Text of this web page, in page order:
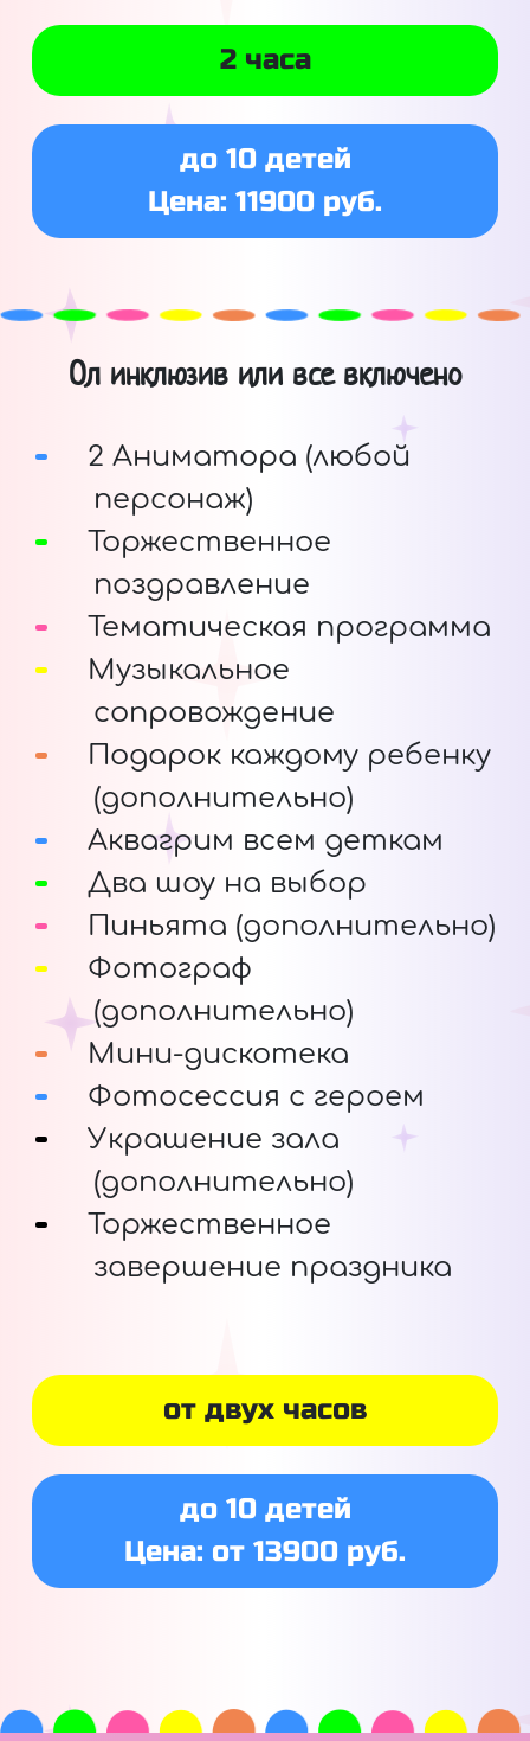
2 часа
до 10 детей
Цена: 11900 руб.
Ол инклюзив или все включено
2 Аниматора (любой
персонаж)
Торжественное
поздравление
Тематическая программа
Музыкальное
сопровождение
Подарок каждому ребенку
(дополнительно)
Аквагрим всем деткам
Два шоу на выбор
Пиньята (дополнительно)
Фотограф
(дополнительно)
Мини-дискотека
Фотосессия с героем
Украшение зала
(дополнительно)
Торжественное
завершение праздника
от двух часов
до 10 детей
Цена: от 13900 руб.